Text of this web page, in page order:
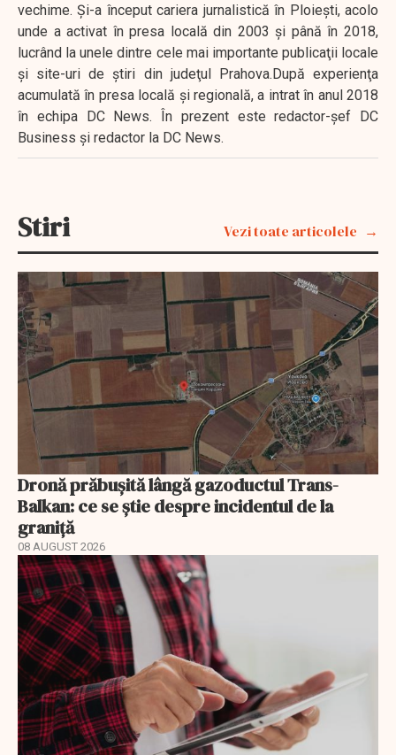
vechime. Şi-a început cariera jurnalistică în Ploieşti, acolo
unde a activat în presa locală din 2003 şi până în 2018,
lucrând la unele dintre cele mai importante publicaţii locale
şi site-uri de ştiri din judeţul Prahova.După experienţa
acumulată în presa locală şi regională, a intrat în anul 2018
în echipa DC News. În prezent este redactor-şef DC
Business şi redactor la DC News.
Stiri Vezi toate articolele
Dronă prăbușită lângă gazoductul Trans-
Balkan: ce se știe despre incidentul de la
graniță
08 AUGUST 2026